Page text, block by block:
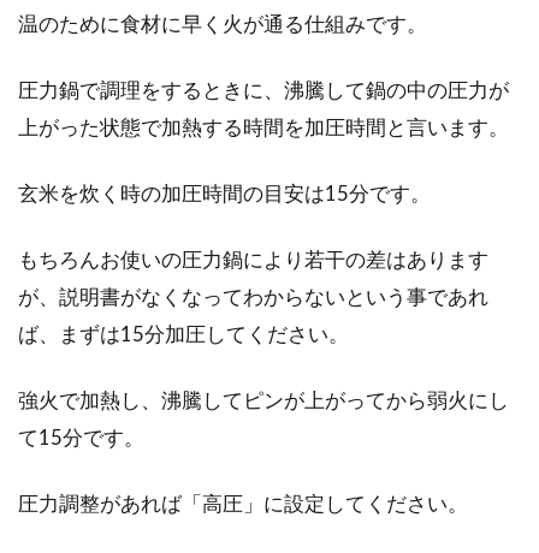
温のために食材に早く火が通る仕組みです。
圧力鍋で調理をするときに、沸騰して鍋の中の圧力が
上がった状態で加熱する時間を加圧時間と言います。
玄米を炊く時の加圧時間の目安は15分です。
もちろんお使いの圧力鍋により若干の差はあります
が、説明書がなくなってわからないという事であれ
ば、まずは15分加圧してください。
強火で加熱し、沸騰してピンが上がってから弱火にし
て15分です。
圧力調整があれば「高圧」に設定してください。